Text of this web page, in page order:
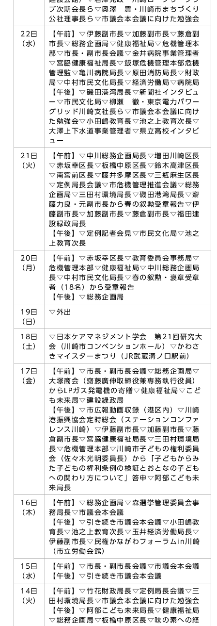
ブ次期会長ら▽奥澤 豊・川崎市まちづくり
公社理事長ら▽市議会本会議に向けた勉強会
22日
（水）
【午前】▽伊藤副市長▽加藤副市長▽藤倉副
市長▽総務企画局▽健康福祉局▽危機管理本
部▽市長・副市長会議▽金井病院事業管理者
▽宮𦚰健康福祉局長▽飯塚危機管理本部危機
管理監▽亀川病院局長▽原田消防局長▽財政
局▽中村市民文化局長▽経済労働局▽病院局
【午後】▽磯田港湾局長▽新聞社インタビュ
ー▽市民文化局▽柳瀬 徹・東京電力パワー
グリッド川崎支社長ら▽市議会本会議に向け
た勉強会▽小田嶋教育長▽池之上教育次長▽
大澤上下水道事業管理者▽県立高校インタビ
ュー
21日
（火）
【午前】▽中川総務企画局長▽増田川崎区長
▽赤坂幸区長▽板橋中原区長▽鈴木高津区長
▽南宮前区長▽藤井多摩区長▽三瓶麻生区長
▽定例局長会議▽市危機管理推進会議▽総務
企画局▽三田村環境局長▽磯田港湾局長▽齋
藤力良・元副市長から春の叙勲受章報告▽伊
藤副市長▽加藤副市長▽藤倉副市長▽福田建
設緑政局長
【午後】▽定例記者会見▽市民文化局▽池之
上教育次長
20日
（月）
【午前】▽赤坂幸区長▽教育委員会事務局▽
危機管理本部▽健康福祉局▽中川総務企画局
長▽中村市民文化局長▽春の叙勲・褒章受章
者（18名）から受章報告
【午後】▽総務企画局
19日
（日）
▽外出
18日
（土）
▽日本ケアマネジメント学会 第21回研究大
会（川崎市コンベンションホール）▽かわさ
きマイスターまつり（JR武蔵溝ノ口駅前）
17日
（金）
【午前】▽市長・副市長会議▽総務企画局▽
大塚商会（齋藤廣伸取締役兼専務執行役員）
からLPガス発電機の寄贈▽健康福祉局▽こど
も未来局▽建設緑政局
【午後】▽市広報動画収録（港区内）▽川崎
港振興協会定時総会（ステーションコンファ
レンス川崎）▽伊藤副市長▽加藤副市長▽藤
倉副市長▽宮𦚰健康福祉局長▽三田村環境局
長▽危機管理本部▽川崎市子どもの権利委員
会（佐々木光明委員長）から「子どもからみ
た子どもの権利条例の検証とおとなの子ども
への関わり方について」答申▽阿部こども未
来局長
16日
（木）
【午前】▽総務企画局▽森選挙管理委員会事
務局長▽市議会本会議
【午後】▽引き続き市議会本会議▽小田嶋教
育長▽池之上教育次長▽玉井経済労働局長▽
伊藤副市長▽民権かながわフォーラムin川崎
（市立労働会館）
15日
（水）
【午前】▽市長・副市長会議▽市議会本会議
【午後】▽引き続き市議会本会議
14日
（火）
【午前】▽竹花財政局長▽定例局長会議▽三
田村環境局長▽市議会本会議に向けた勉強会
【午後】▽阿部こども未来局長▽健康福祉局
▽総務企画局▽板橋中原区長▽味の素への経